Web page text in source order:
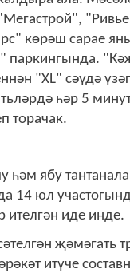
көрәш сарае
паркингында.
"XL" сәүдә
һәр 5
торачак.
һәм ябу
14 юл
ителгән иде инде.
җәмәгать
итүче